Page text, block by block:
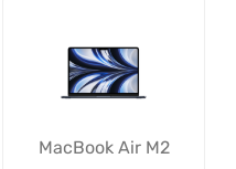
MacBook Air M2